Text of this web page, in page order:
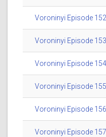
Voroninyi Episode
Voroninyi Episode
Voroninyi Episode
Voroninyi Episode
Voroninyi Episode
Voroninyi Episode